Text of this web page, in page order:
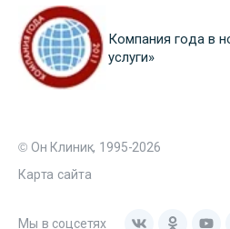
Компания года в
услуги»
© Он Клиник, 1995-2026
Карта сайта
Мы в соцсетях